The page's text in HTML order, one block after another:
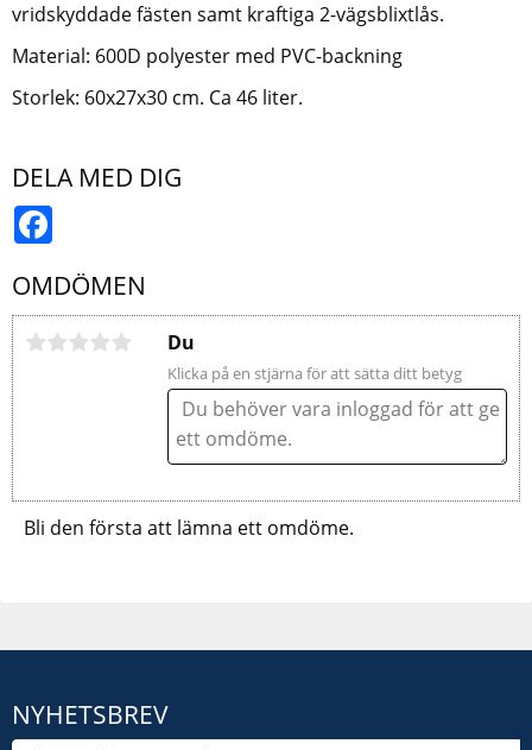
vridskyddade fästen samt kraftiga 2-vägsblixtlås.
Material: 600D polyester med PVC-backning
Storlek: 60x27x30 cm. Ca 46 liter.
DELA MED DIG
OMDÖMEN
Du
Klicka på en stjärna för att sätta ditt betyg
Bli den första att lämna ett omdöme.
NYHETSBREV